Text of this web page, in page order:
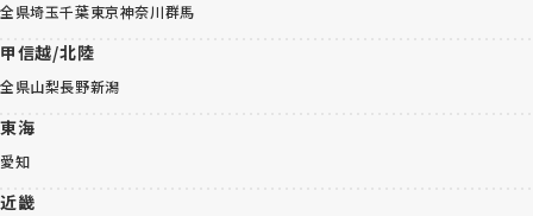
全県埼玉千葉東京神奈川群馬
甲信越/北陸
全県山梨長野新潟
東海
愛知
近畿